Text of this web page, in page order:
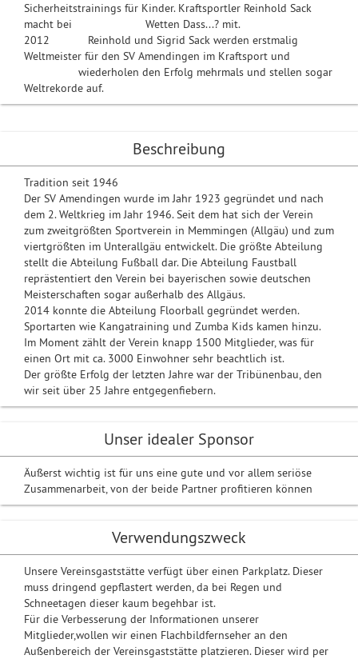
Beschreibung
Tradition seit 1946
Der SV Amendingen wurde im Jahr 1923 gegründet und nach
dem 2. Weltkrieg im Jahr 1946. Seit dem hat sich der Verein
zum zweitgrößten Sportverein in Memmingen (Allgäu) und zum
viertgrößten im Unterallgäu entwickelt. Die größte Abteilung
stellt die Abteilung Fußball dar. Die Abteilung Faustball
reprästentiert den Verein bei bayerischen sowie deutschen
Meisterschaften sogar außerhalb des Allgäus.
2014 konnte die Abteilung Floorball gegründet werden.
Sportarten wie Kangatraining und Zumba Kids kamen hinzu.
Im Moment zählt der Verein knapp 1500 Mitglieder, was für
einen Ort mit ca. 3000 Einwohner sehr beachtlich ist.
Der größte Erfolg der letzten Jahre war der Tribünenbau, den
wir seit über 25 Jahre entgegenfiebern.
Unser idealer Sponsor
Äußerst wichtig ist für uns eine gute und vor allem seriöse
Zusammenarbeit, von der beide Partner profitieren können
Verwendungszweck
Unsere Vereinsgaststätte verfügt über einen Parkplatz. Dieser
muss dringend gepflastert werden, da bei Regen und
Schneetagen dieser kaum begehbar ist.
Für die Verbesserung der Informationen unserer
Mitglieder,wollen wir einen Flachbildfernseher an den
Außenbereich der Vereinsgaststätte platzieren. Dieser wird per
Sicherheitstrainings für Kinder. Kraftsportler Reinhold Sack
macht bei Wetten Dass...? mit.
2012 Reinhold und Sigrid Sack werden erstmalig
Weltmeister für den SV Amendingen im Kraftsport und
wiederholen den Erfolg mehrmals und stellen sogar
Weltrekorde auf.